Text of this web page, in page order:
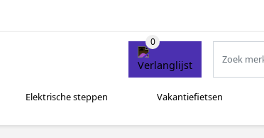
Elektrische steppen Vakantiefietsen